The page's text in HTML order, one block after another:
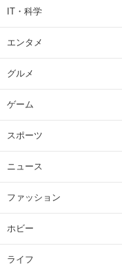
IT・科学
エンタメ
グルメ
ゲーム
スポーツ
ニュース
ファッション
ホビー
ライフ